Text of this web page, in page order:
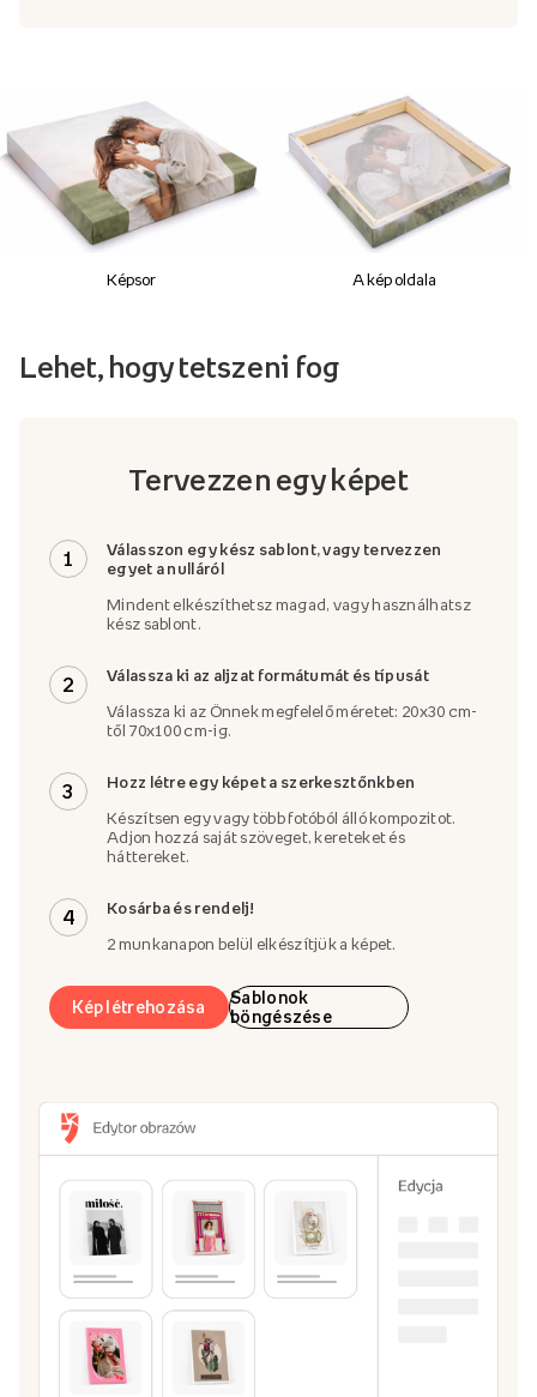
Képsor A kép oldala
Lehet, hogy tetszeni fog
Tervezzen egy képet
1
Válasszon egy kész sablont, vagy tervezzen
egyet a nulláról
Mindent elkészíthetsz magad, vagy használhatsz
kész sablont.
2 Válassza ki az aljzat formátumát és típusát
Válassza ki az Önnek megfelelő méretet: 20x30 cm-
től 70x100 cm-ig.
3 Hozz létre egy képet a szerkesztőnkben
Készítsen egy vagy több fotóból álló kompozitot.
Adjon hozzá saját szöveget, kereteket és
háttereket.
4 Kosárba és rendelj!
2 munkanapon belül elkészítjük a képet.
Kép létrehozása
Sablonok
böngészése